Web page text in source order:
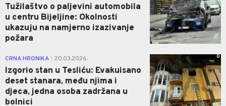
Tužilaštvo o paljevini automobila
u centru Bijeljine: Okolnosti
ukazuju na namjerno izazivanje
požara
CRNA HRONIKA 20.03.2026.
Izgorio stan u Tesliću: Evakuisano
deset stanara, među njima i
djeca, jedna osoba zadržana u
bolnici
0